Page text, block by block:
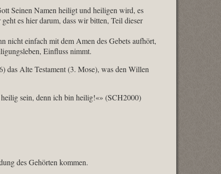
Seinen Namen heiligt und heiligen wird, es
es hier darum, dass wir bitten, Teil dieser
nicht einfach mit dem Amen des Gebets aufhört,
Einfluss nimmt.
das Alte Testament (3. Mose), was den Willen
sein, denn ich bin heilig!«»‬‬‭ (SCH2000)
des Gehörten kommen.